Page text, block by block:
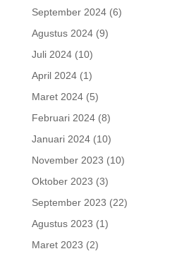
September 2024(6)
Agustus 2024(9)
Juli 2024(10)
April 2024(1)
Maret 2024(5)
Februari 2024(8)
Januari 2024(10)
November 2023 (10)
Oktober 2023 (3)
September 2023 (22)
Agustus 2023 (1)
Maret 2023 (2)